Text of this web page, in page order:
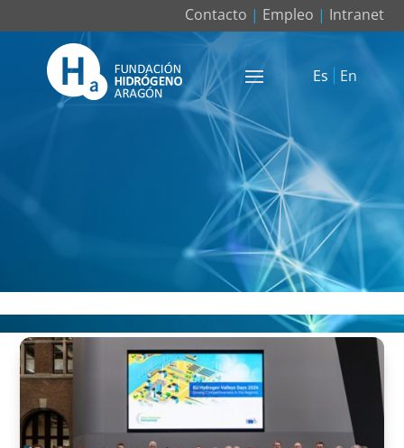
Contacto | Empleo | Intranet
Es En